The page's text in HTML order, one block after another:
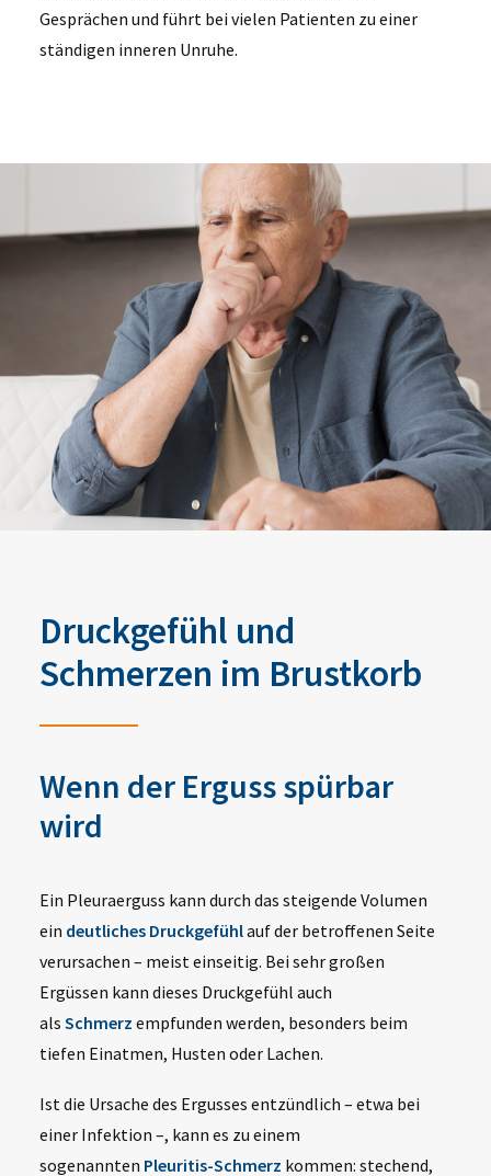
Gesprächen und führt bei vielen Patienten zu einer
ständigen inneren Unruhe.
Druckgefühl und
Schmerzen im Brustkorb
Wenn der Erguss spürbar
wird
Ein Pleuraerguss kann durch das steigende Volumen
ein deutliches Druckgefühlauf der betroffenen Seite
verursachen – meist einseitig. Bei sehr großen
Ergüssen kann dieses Druckgefühl auch
als Schmerz empfunden werden, besonders beim
tiefen Einatmen, Husten oder Lachen.
Ist die Ursache des Ergusses entzündlich – etwa bei
einer Infektion –, kann es zu einem
sogenannten Pleuritis-Schmerz kommen: stechend,